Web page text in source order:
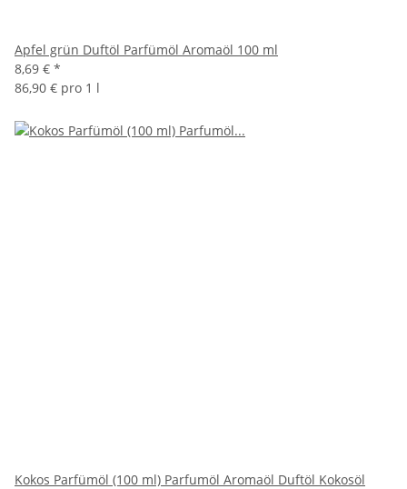
Apfel grün Duftöl Parfümöl Aromaöl 100 ml
8,69 € *
86,90 € pro 1 l
Kokos Parfümöl (100 ml) Parfumöl Aromaöl Duftöl Kokosöl